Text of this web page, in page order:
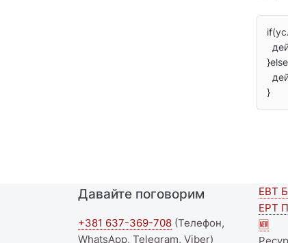
}
Давайте поговорим
+381 637-369-708 (Телефон,
WhatsApp, Telegram, Viber)
EBT
EPT
🆕